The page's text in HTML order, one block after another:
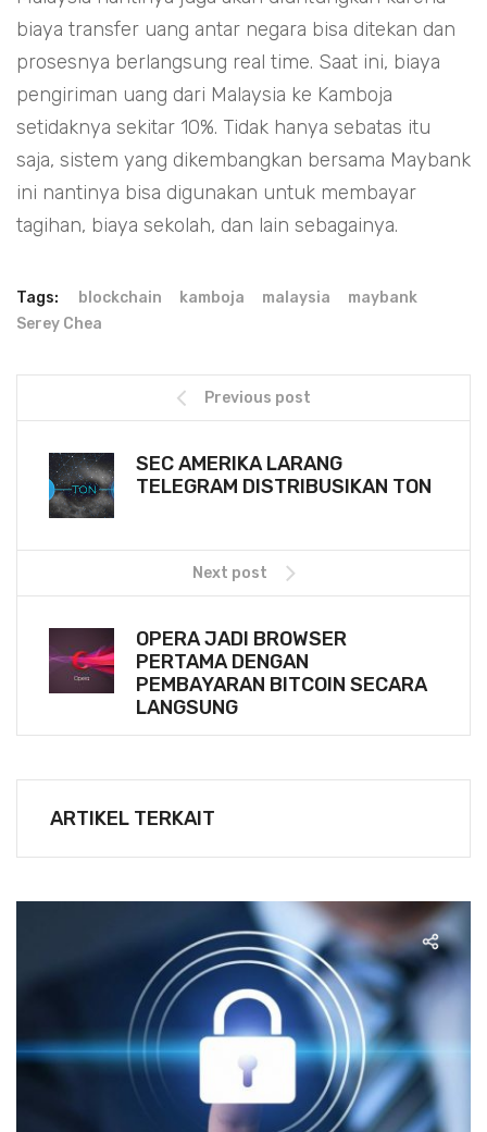
biaya transfer uang antar negara bisa ditekan dan
prosesnya berlangsung real time. Saat ini, biaya
pengiriman uang dari Malaysia ke Kamboja
setidaknya sekitar 10%. Tidak hanya sebatas itu
saja, sistem yang dikembangkan bersama Maybank
ini nantinya bisa digunakan untuk membayar
tagihan, biaya sekolah, dan lain sebagainya.
Tags: blockchain kamboja malaysia
maybank
Serey Chea
Previous post
SEC AMERIKA LARANG
TELEGRAM DISTRIBUSIKAN TON
Next post
OPERA JADI BROWSER
PERTAMA DENGAN
PEMBAYARAN BITCOIN SECARA
LANGSUNG
ARTIKEL TERKAIT